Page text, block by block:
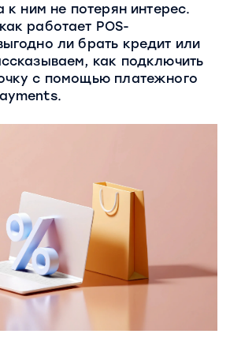
к ним не потерян интерес.
работает POS-
ли брать кредит или
как подключить
с помощью платежного